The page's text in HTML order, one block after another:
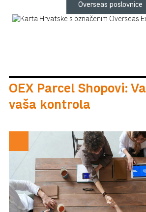
Overseas poslovnice
OEX Parcel Shopovi:
vaša kontrola